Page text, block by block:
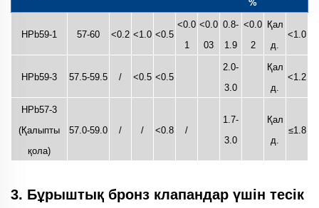
%
HPb59-1 57-60 <0.2 <1.0 <0.5
<0.0
1
<0.0
03
0.8-
1.9
<0.0
2
Қал
д.
<1.0
HPb59-3 57.5-59.5 / <0.5 <0.5
2.0-
3.0
Қал
д.
<1.2
HPb57-3
(Қалыпты
қола)
57.0-59.0 / / <0.8 /
1.7-
3.0
Қал
д.
≤1.8
3. Бұрыштық бронз клапандар үшін тесік